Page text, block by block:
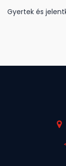
Gyertek és